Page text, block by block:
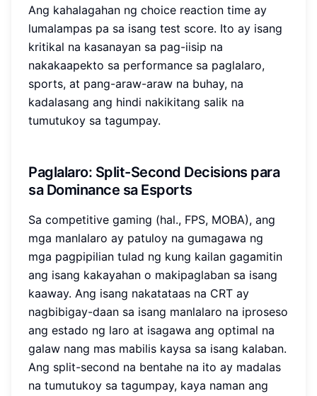
Ang kahalagahan ng choice reaction time ay
lumalampas pa sa isang test score. Ito ay isang
kritikal na kasanayan sa pag-iisip na
nakakaapekto sa performance sa paglalaro,
sports, at pang-araw-araw na buhay, na
kadalasang ang hindi nakikitang salik na
tumutukoy sa tagumpay.
Paglalaro: Split-Second Decisions para
sa Dominance sa Esports
Sa competitive gaming (hal., FPS, MOBA), ang
mga manlalaro ay patuloy na gumagawa ng
mga pagpipilian tulad ng kung kailan gagamitin
ang isang kakayahan o makipaglaban sa isang
kaaway. Ang isang nakatataas na CRT ay
nagbibigay-daan sa isang manlalaro na iproseso
ang estado ng laro at isagawa ang optimal na
galaw nang mas mabilis kaysa sa isang kalaban.
Ang split-second na bentahe na ito ay madalas
na tumutukoy sa tagumpay, kaya naman ang